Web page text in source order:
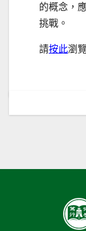
的概念，
挑戰。
請按此瀏